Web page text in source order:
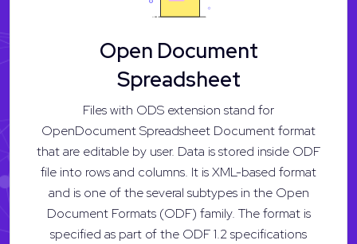
Open Document
Spreadsheet
Files with ODS extension stand for
OpenDocument Spreadsheet Document format
that are editable by user. Data is stored inside ODF
file into rows and columns. It is XML-based format
and is one of the several subtypes in the Open
Document Formats (ODF) family. The format is
specified as part of the ODF 1.2 specifications